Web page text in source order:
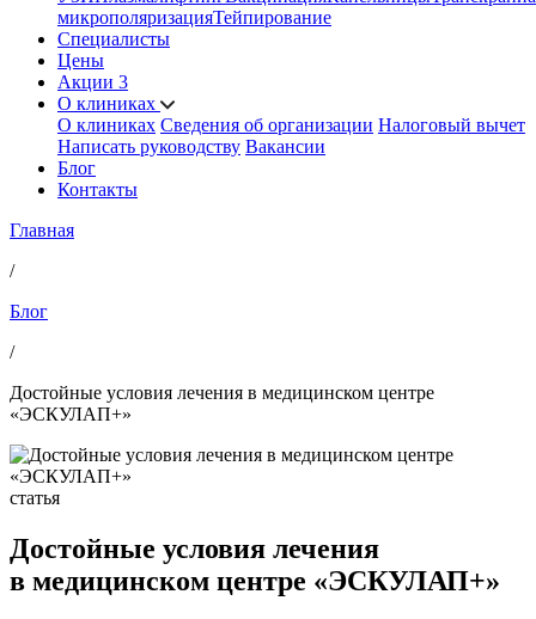
микрополяризацияТейпирование
Специалисты
Цены
Акции 3
О клиниках
О клиниках Сведения об организации Налоговый вычет
Написать руководству Вакансии
Блог
Контакты
Главная
/
Блог
/
Достойные условия лечения в медицинском центре
«ЭСКУЛАП+»
статья
Достойные условия лечения
в медицинском центре «ЭСКУЛАП+»